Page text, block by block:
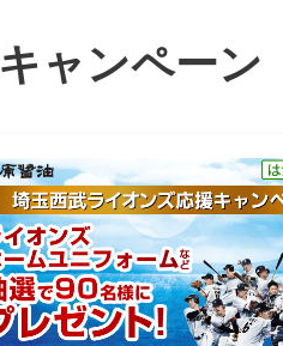
キャンペーン